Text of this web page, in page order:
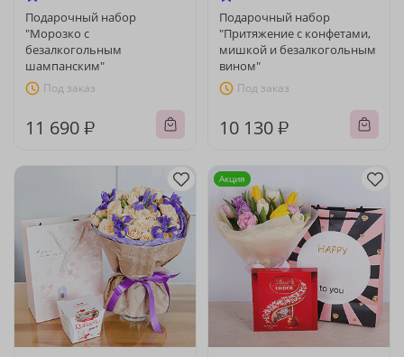
Подарочный набор
"Морозко с
безалкогольным
шампанским"
Под заказ
11 690 ₽
Подарочный набор
"Притяжение с конфетами,
мишкой и безалкогольным
вином"
Под заказ
10 130 ₽
Акция